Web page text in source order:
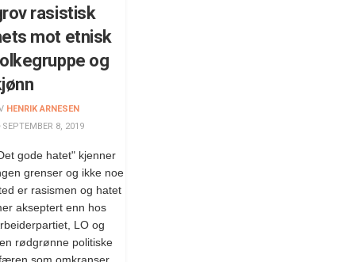
rasistisk
mot etnisk
og
HENRIK ARNESEN
SEPTEMBER 8, 2019
gode hatet" kjenner
grenser og ikke noe
er rasismen og hatet
akseptert enn hos
LO og
rødgrønne politiske